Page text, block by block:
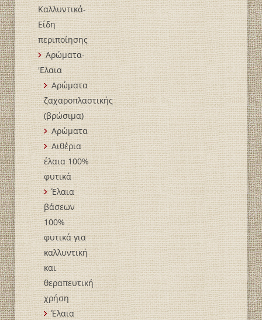
Καλλυντικά-
Είδη
περιποίησης
Αρώματα-
'Ελαια
Αρώματα
ζαχαροπλαστικής
(βρώσιμα)
Αρώματα
Αιθέρια
έλαια 100%
φυτικά
Έλαια
βάσεων
100%
φυτικά για
καλλυντική
και
θεραπευτική
χρήση
Έλαια